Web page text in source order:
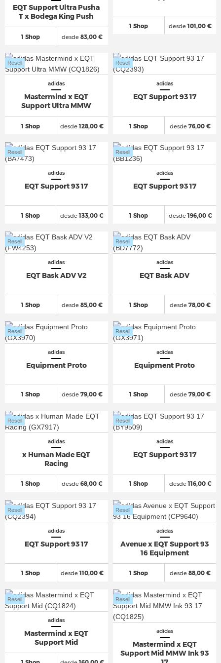
EQT Support Ultra Pusha
T x Bodega King Push
1 Shop desde83,00 €
1 Shop desde101,00 €
adidas
Mastermind x EQT
Support Ultra MMW
1 Shop
Resell
desde128,00 €
adidas
EQT Support 93 17
1 Shop
Resell
desde 76,00 €
adidas
EQT Support 93 17
1 Shop
Resell
desde133,00 €
adidas
EQT Support 93 17
1 Shop
Resell
desde196,00 €
adidas
EQT Bask ADV V2
1 Shop
Resell
desde85,00 €
adidas
EQT Bask ADV
1 Shop
Resell
desde 78,00 €
adidas
Equipment Proto
1 Shop
Resell
desde79,00 €
adidas
Equipment Proto
1 Shop
Resell
desde 79,00 €
adidas
x Human Made EQT
Racing
1 Shop
Resell
desde68,00 €
adidas
EQT Support 93 17
1 Shop
Resell
desde116,00 €
adidas
EQT Support 93 17
1 Shop
Resell
desde110,00 €
adidas
Avenue x EQT Support 93
16 Equipment
1 Shop
Resell
desde 88,00 €
adidas
Mastermind x EQT
Support Mid
Resell
adidas
Mastermind x EQT
Support Mid MMW Ink 93
Resell